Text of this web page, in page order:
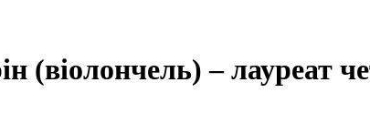
(віолончель) – лауреат